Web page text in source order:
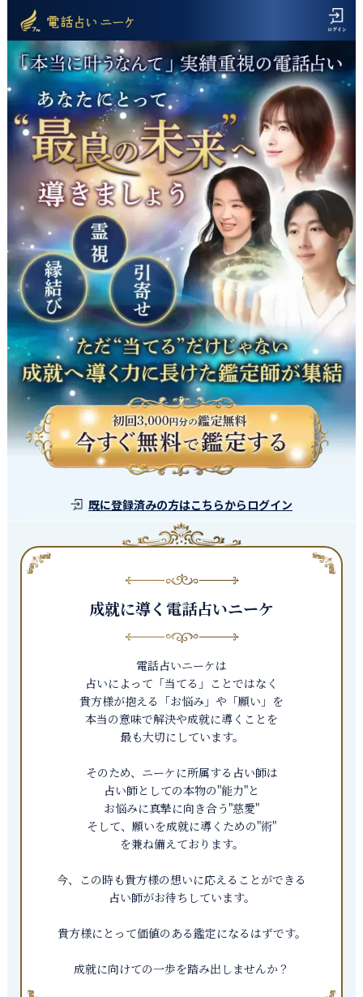
既に登録済みの方はこちらからログイン
成就に導く電話占いニーケ
電話占いニーケは
占いによって「当てる」ことではなく
貴方様が抱える「お悩み」や「願い」を
本当の意味で解決や成就に導くことを
最も大切にしています。
そのため、ニーケに所属する占い師は
占い師としての本物の"能力"と
お悩みに真摯に向き合う"慈愛"
そして、願いを成就に導くための"術"
を兼ね備えております。
今、この時も貴方様の想いに応えることができる
占い師がお待ちしています。
貴方様にとって価値のある鑑定になるはずです。
成就に向けての一歩を踏み出しませんか？